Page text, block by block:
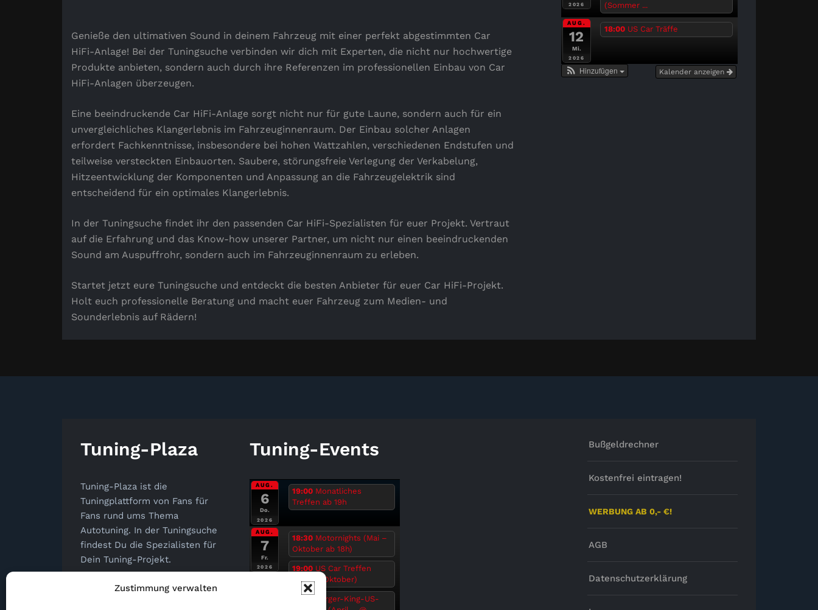
Zustimmung verwalten
Genieße den ultimativen Sound in deinem Fahrzeug mit einer perfekt abgestimmten Car
HiFi-Anlage! Bei der Tuningsuche verbinden wir dich mit Experten, die nicht nur hochwertige
Produkte anbieten, sondern auch durch ihre Referenzen im professionellen Einbau von Car
HiFi-Anlagen überzeugen.
Eine beeindruckende Car HiFi-Anlage sorgt nicht nur für gute Laune, sondern auch für ein
unvergleichliches Klangerlebnis im Fahrzeuginnenraum. Der Einbau solcher Anlagen
erfordert Fachkenntnisse, insbesondere bei hohen Wattzahlen, verschiedenen Endstufen und
teilweise versteckten Einbauorten. Saubere, störungsfreie Verlegung der Verkabelung,
Hitzeentwicklung der Komponenten und Anpassung an die Fahrzeugelektrik sind
entscheidend für ein optimales Klangerlebnis.
In der Tuningsuche findet ihr den passenden Car HiFi-Spezialisten für euer Projekt. Vertraut
auf die Erfahrung und das Know-how unserer Partner, um nicht nur einen beeindruckenden
Sound am Auspuffrohr, sondern auch im Fahrzeuginnenraum zu erleben.
Startet jetzt eure Tuningsuche und entdeckt die besten Anbieter für euer Car HiFi-Projekt.
Holt euch professionelle Beratung und macht euer Fahrzeug zum Medien- und
Sounderlebnis auf Rädern!
2026
(Sommer ...
AUG.
12
Mi.
2026
18:00 US Car Träffe
Kalender anzeigen
Hinzufügen
Tuning-Plaza
Tuning-Plaza ist die
Tuningplattform von Fans für
Fans rund ums Thema
Autotuning. In der Tuningsuche
findest Du die Spezialisten für
Dein Tuning-Projekt.
Tuning-Plaza
Tuning-Events
AUG.
6
Do.
2026
19:00 Monatliches
Treffen ab 19h
AUG.
7
Fr.
2026
18:30 Motornights (Mai –
Oktober ab 18h)
19:00 US Car Treffen
(April – Oktober)
Burger-King-US-
Bußgeldrechner
Kostenfrei eintragen!
WERBUNG AB 0,- €!
AGB
Datenschutzerklärung